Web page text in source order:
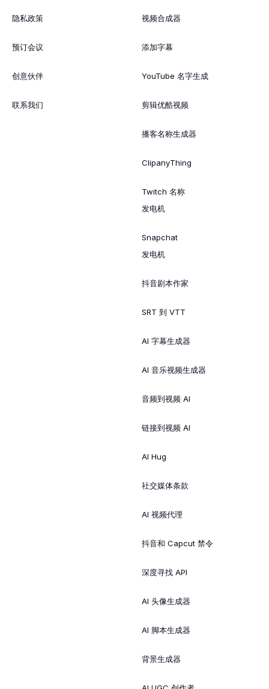
隐私政策
预订会议
创意伙伴
联系我们
视频合成器
添加字幕
YouTube 名字生成
剪辑优酷视频
播客名称生成器
ClipanyThing
Twitch 名称
发电机
Snapchat
发电机
抖音剧本作家
SRT 到 VTT
AI 字幕生成器
AI 音乐视频生成器
音频到视频 AI
链接到视频 AI
AI Hug
社交媒体条款
AI 视频代理
抖音和 Capcut 禁令
深度寻找 API
AI 头像生成器
AI 脚本生成器
背景生成器